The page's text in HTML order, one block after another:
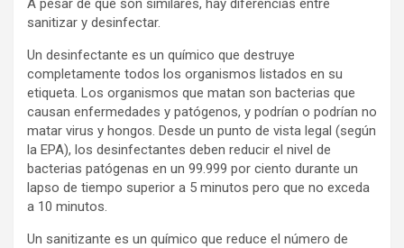
A pesar de que son similares, hay diferencias entre
sanitizar y desinfectar.
Un desinfectante es un químico que destruye
completamente todos los organismos listados en su
etiqueta. Los organismos que matan son bacterias que
causan enfermedades y patógenos, y podrían o podrían no
matar virus y hongos. Desde un punto de vista legal (según
la EPA), los desinfectantes deben reducir el nivel de
bacterias patógenas en un 99.999 por ciento durante un
lapso de tiempo superior a 5 minutos pero que no exceda
a 10 minutos.
Un sanitizante es un químico que reduce el número de